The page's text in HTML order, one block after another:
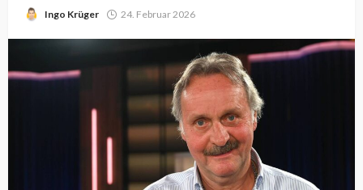
Ingo Krüger 24. Februar 2026